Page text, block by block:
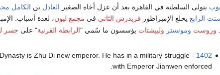
يتولى السلطنة في القاهرة بعد أن عزل أخاه الصغير العادل بن الكامل
الرابع يخلع الإمبراطور فريدرش الثاني في مجمع ليون، لعدة أسباب.
وزوست ومونستر وليپشتات يؤسسون ما سُمي "الرابطة الڤرنية" على جسر
1402
Dynasty is Zhu Di new emperor. He has in a military struggle
with Emperor Jianwen enforced.